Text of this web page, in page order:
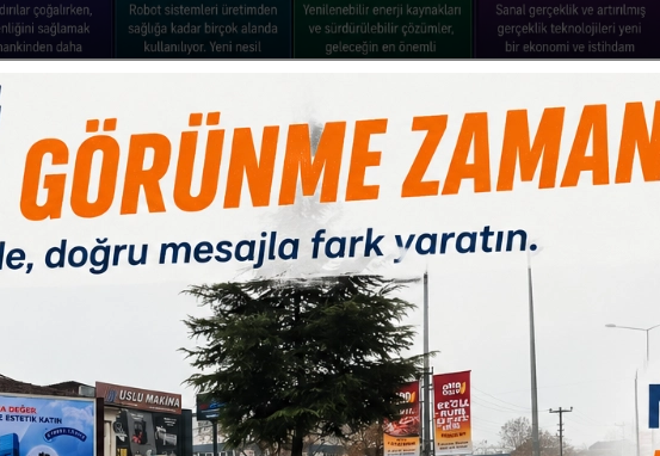
Paylas Paylas Paylas
çalışma hayatında köklü dönüşümlere yol açıyor. Özellikle otomasyon sistemleri ve
birlikte birçok sektörde iş yapış biçimleri yeniden şekilleniyor.
rutin işlerin büyük bir kısmı makineler tarafından yapılmaya başlarken, insan gücü
alanlara kayıyor. Bu durum özellikle ofis işleri, üretim ve hizmet sektöründe